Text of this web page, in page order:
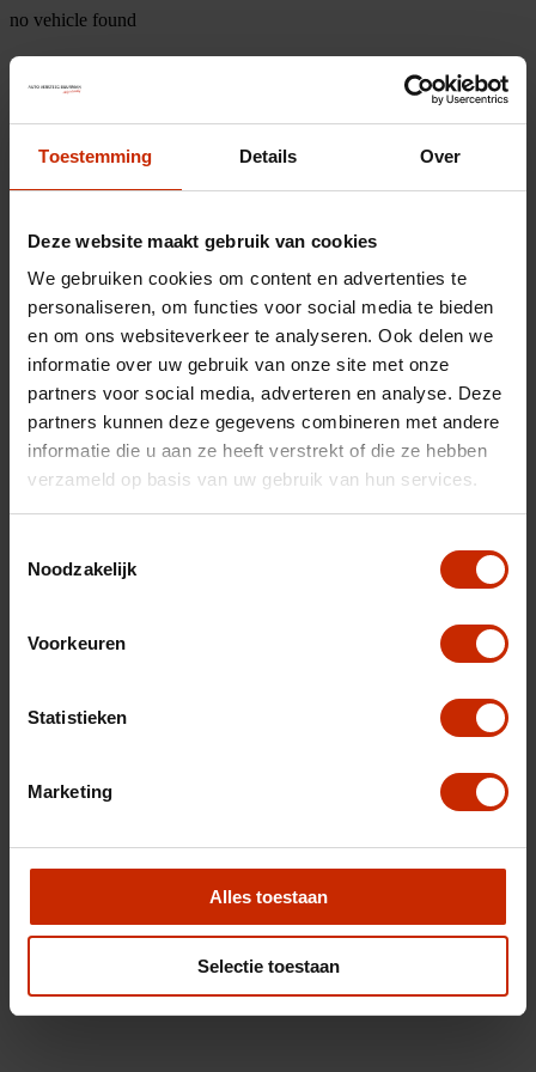
Toestemming Details Over
Deze website maakt gebruik van cookies
We gebruiken cookies om content en advertenties te
personaliseren, om functies voor social media te bieden
en om ons websiteverkeer te analyseren. Ook delen we
informatie over uw gebruik van onze site met onze
partners voor social media, adverteren en analyse. Deze
partners kunnen deze gegevens combineren met andere
informatie die u aan ze heeft verstrekt of die ze hebben
verzameld op basis van uw gebruik van hun services.
Noodzakelijk
Voorkeuren
Statistieken
Marketing
Alles toestaan
Selectie toestaan
no vehicle found